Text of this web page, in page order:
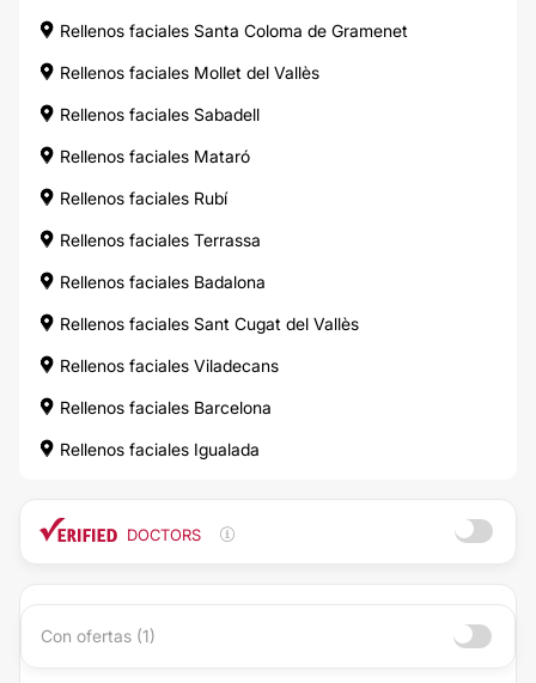
Rellenos faciales Santa Coloma de Gramenet
Rellenos faciales Mollet del Vallès
Rellenos faciales Sabadell
Rellenos faciales Mataró
Rellenos faciales Rubí
Rellenos faciales Terrassa
Rellenos faciales Badalona
Rellenos faciales Sant Cugat del Vallès
Rellenos faciales Viladecans
Rellenos faciales Barcelona
Rellenos faciales Igualada
DOCTORS
Con ofertas (1)